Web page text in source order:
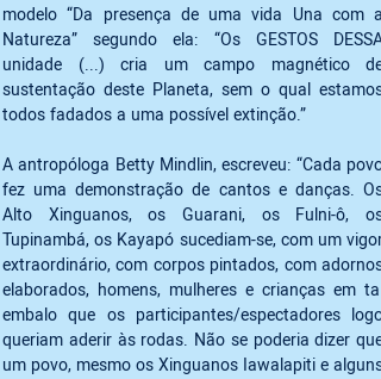
modelo “Da presença de uma vida Una com a
Natureza” segundo ela: “Os GESTOS DESSA
unidade (...) cria um campo magnético de
sustentação deste Planeta, sem o qual estamos
todos fadados a uma possível extinção.”
A antropóloga Betty Mindlin, escreveu: “Cada povo
fez uma demonstração de cantos e danças. Os
Alto Xinguanos, os Guarani, os Fulni-ô, os
Tupinambá, os Kayapó sucediam-se, com um vigor
extraordinário, com corpos pintados, com adornos
elaborados, homens, mulheres e crianças em tal
embalo que os participantes/espectadores logo
queriam aderir às rodas. Não se poderia dizer que
um povo, mesmo os Xinguanos Iawalapiti e alguns